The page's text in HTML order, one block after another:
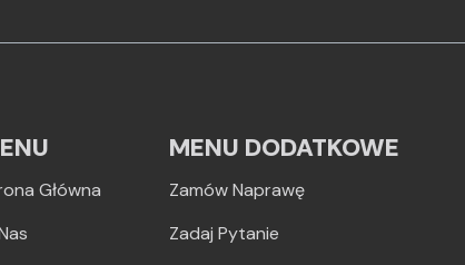
Główna
MENU DODATKOWE
Zamów Naprawę
Zadaj Pytanie